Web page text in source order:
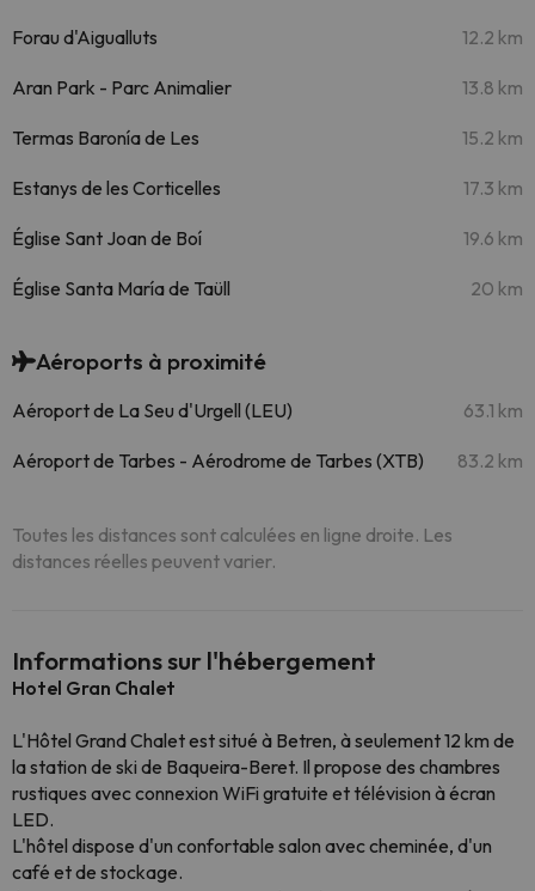
Forau d'Aigualluts 12.2 km
Aran Park - Parc Animalier 13.8 km
Termas Baronía de Les 15.2 km
Estanys de les Corticelles 17.3 km
Église Sant Joan de Boí 19.6 km
Église Santa María de Taüll 20 km
Aéroports à proximité
Aéroport de La Seu d'Urgell (LEU) 63.1 km
Aéroport de Tarbes - Aérodrome de Tarbes (XTB) 83.2 km
Toutes les distances sont calculées en ligne droite. Les
distances réelles peuvent varier.
Informations sur l'hébergement
Hotel Gran Chalet
L'Hôtel Grand Chalet est situé à Betren, à seulement 12 km de
la station de ski de Baqueira-Beret. Il propose des chambres
rustiques avec connexion WiFi gratuite et télévision à écran
LED.
L'hôtel dispose d'un confortable salon avec cheminée, d'un
café et de stockage.